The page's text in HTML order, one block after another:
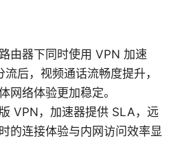
由器下同时使用 VPN 加速
后，视频通话流畅度提升，
网络体验更加稳定。
VPN，加速器提供 SLA，远
的连接体验与内网访问效率显